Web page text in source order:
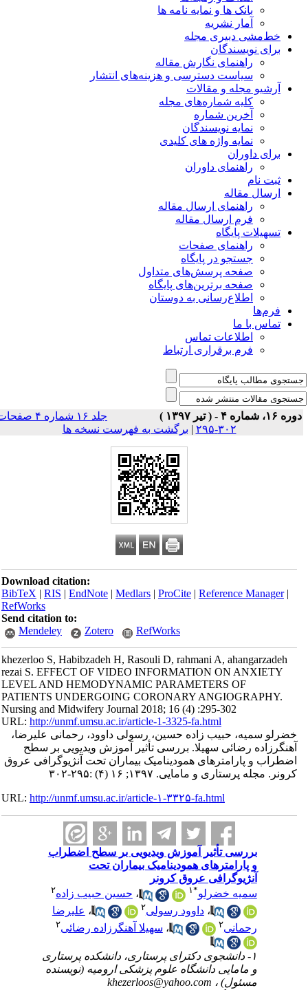
بانک ها و نمایه نامه ها
آمار نشریه
خط‌مشی دبیری مجله
برای نویسندگان
راهنمای نگارش مقاله
سیاست دسترسی و هزینه‌های انتشار
آرشیو مجله و مقالات
کلیه شماره‌های مجله
آخرین شماره
نمایه نویسندگان
نمایه واژه های کلیدی
برای داوران
راهنمای داوران
ثبت نام
ارسال مقاله
راهنمای ارسال مقاله
فرم ارسال مقاله
تسهیلات پایگاه
راهنمای صفحات
جستجو در پایگاه
صفحه پرسش‌های متداول
صفحه برترین‌های پایگاه
اطلاع‌رسانی به دوستان
فرم‌ها
تماس با ما
اطلاعات تماس
فرم برقراری ارتباط
شماره ۴ - ( تیر ۱۳۹۷ )
جلد ۱۶ شماره ۴ صفحات
۳۰۲-۲۹۵
|برگشت به فهرست نسخه ها
Download citation:
BibTeX|RIS|EndNote|Medlars|ProCite|Reference Manager
RefWorks
Send citation to:
Mendeley
Zotero RefWorks
khezerloo S, Habibzadeh H, Rasouli D, rahmani A, ahangarzadeh
rezai S. EFFECT OF VIDEO INFORMATION ON ANXIETY
LEVEL AND HEMODYNAMIC PARAMETERS OF
PATIENTS UNDERGOING CORONARY ANGIOGRAPHY.
Nursing and Midwifery Journal 2018; 16 (4) :295-302
URL:http://unmf.umsu.ac.ir/article-1-3325-fa.html
خضرلو سمیه، حبیب زاده حسین، رسولی داوود، رحمانی علیرضا،
آهنگرزاده رضائی سهیلا. بررسی تأثیر آموزش ویدیویی بر سطح
اضطراب و پارامترهای همودینامیک بیماران تحت آنژیوگرافی عروق
کرونر. مجله پرستاری و مامایی. ۱۳۹۷; ۱۶ (۴) :۲۹۵-۳۰۲
URL:http://unmf.umsu.ac.ir/article-۱-۳۳۲۵-fa.html
بررسی تأثیر آموزش ویدیویی بر سطح اضطراب
و پارامترهای همودینامیک بیماران تحت
آنژیوگرافی عروق کرونر
سمیه خضرلو* ۱ ،حسین حبیب زاده۲
،داوود رسولی ،علیرضا
رحمانی
،سهیلا آهنگرزاده رضائی
۱- دانشجوی دکترای پرستاری، دانشکده پرستاری
و مامایی دانشگاه علوم پزشکی ارومیه (نویسنده
مسئول) ، khezerloos@yahoo.com